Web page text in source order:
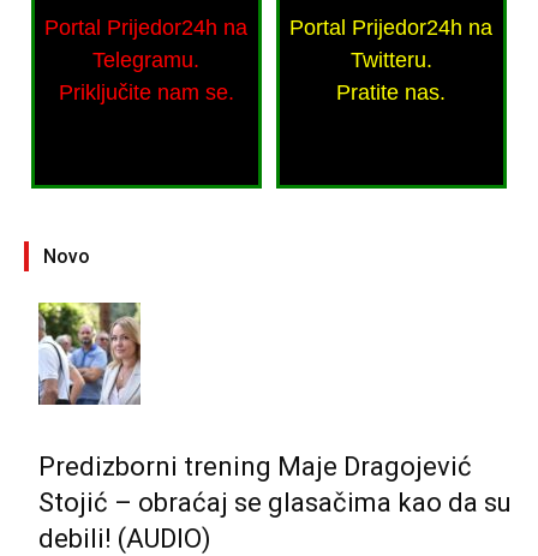
Portal Prijedor24h na
Telegramu.
Priključite nam se.
Portal Prijedor24h na
Twitteru.
Pratite nas.
Novo
Predizborni trening Maje Dragojević
Stojić – obraćaj se glasačima kao da su
debili! (AUDIO)